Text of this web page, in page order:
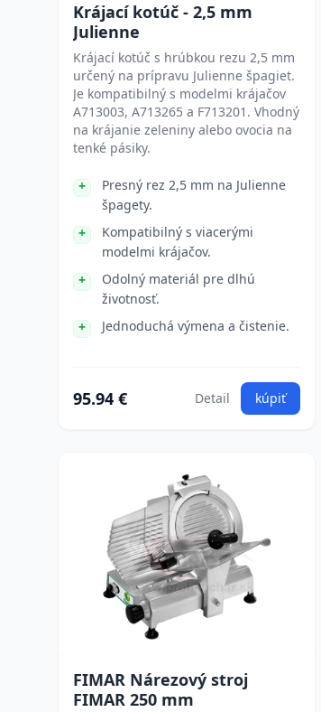
Krájací kotúč - 2,5 mm
Julienne
Krájací kotúč s hrúbkou rezu 2,5 mm
určený na prípravu Julienne špagiet.
Je kompatibilný s modelmi krájačov
A713003, A713265 a F713201. Vhodný
na krájanie zeleniny alebo ovocia na
tenké pásiky.
Presný rez 2,5 mm na Julienne
špagety.
Kompatibilný s viacerými
modelmi krájačov.
Odolný materiál pre dlhú
životnosť.
Jednoduchá výmena a čistenie.
95.94 € Detail kúpiť
FIMAR Nárezový stroj
FIMAR 250 mm